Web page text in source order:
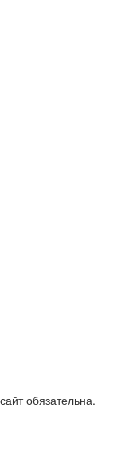
обязательна.